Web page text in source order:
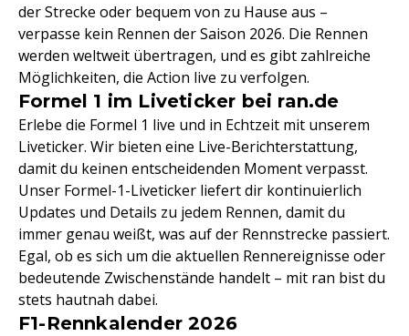
der Strecke oder bequem von zu Hause aus –
verpasse kein Rennen der Saison 2026. Die Rennen
werden weltweit übertragen, und es gibt zahlreiche
Möglichkeiten, die Action live zu verfolgen.
Formel 1 im Liveticker bei ran.de
Erlebe die Formel 1 live und in Echtzeit mit unserem
Liveticker. Wir bieten eine Live-Berichterstattung,
damit du keinen entscheidenden Moment verpasst.
Unser Formel-1-Liveticker liefert dir kontinuierlich
Updates und Details zu jedem Rennen, damit du
immer genau weißt, was auf der Rennstrecke passiert.
Egal, ob es sich um die aktuellen Rennereignisse oder
bedeutende Zwischenstände handelt – mit ran bist du
stets hautnah dabei.
F1-Rennkalender 2026